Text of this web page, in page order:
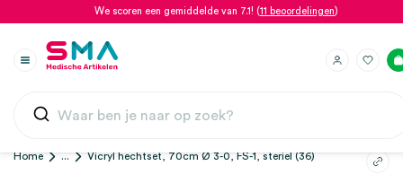
We scoren een gemiddelde van 7.1! (11 beoordelingen)
Home ... Vicryl hechtset, 70cm Ø 3-0, FS-1, steriel (36)